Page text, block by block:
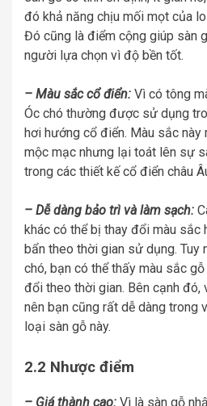
đó khả năng chịu mối mọt của
Đó cũng là điểm cộng giúp sàn
người lựa chọn vì độ bền tốt.
– Màu sắc cổ điển: Vì có tông
Óc chó thường được sử dụng
hơi hướng cổ điển. Màu sắc này
mộc mạc nhưng lại toát lên sự
trong các thiết kế cổ điển châu
– Dễ dàng bảo trì và làm sạch:
khác có thể bị thay đổi màu
bẩn theo thời gian sử dụng. Tuy
chó, bạn có thể thấy màu sắc
đổi theo thời gian. Bên cạnh đó,
nên bạn cũng rất dễ dàng trong
loại sàn gỗ này.
2.2 Nhược điểm
– Giá thành cao: Vì là sàn gỗ